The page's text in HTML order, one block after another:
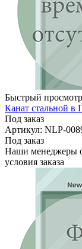
Быстрый просмотр
Канат стальной
Под заказ
Артикул: NLP-
Под заказ
Наши менеджеры
условия заказа